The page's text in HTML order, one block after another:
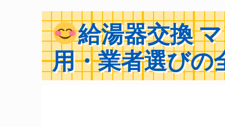
給湯器交換
用・業者選びの